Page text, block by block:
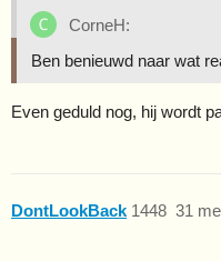
CorneH:
Ben benieuwd naar wat
Even geduld nog, hij wordt
DontLookBack 31
1448